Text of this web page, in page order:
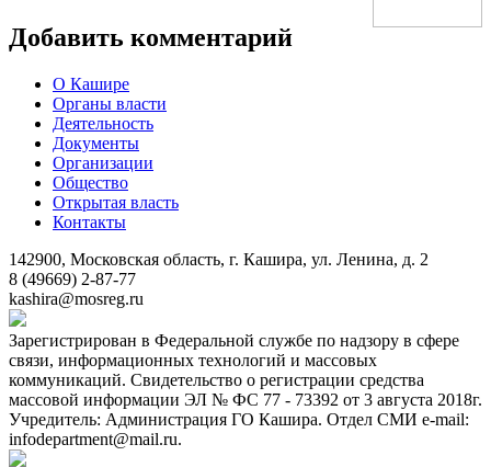
Добавить комментарий
О Кашире
Органы власти
Деятельность
Документы
Организации
Общество
Открытая власть
Контакты
142900, Московская область, г. Кашира, ул. Ленина, д. 2
8 (49669) 2-87-77
kashira@mosreg.ru
Зарегистрирован в Федеральной службе по надзору в сфере
связи, информационных технологий и массовых
коммуникаций. Свидетельство о регистрации средства
массовой информации ЭЛ № ФС 77 - 73392 от 3 августа 2018г.
Учредитель: Администрация ГО Кашира. Отдел СМИ e-mail:
infodepartment@mail.ru.